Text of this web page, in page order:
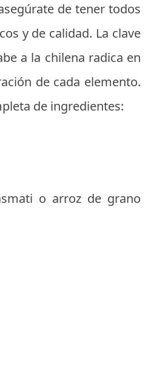
de tener todos
y de calidad. La clave
a la chilena radica en
de cada elemento.
de ingredientes:
o arroz de grano